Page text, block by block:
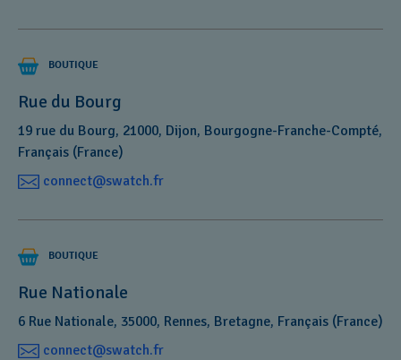
BOUTIQUE
Rue du Bourg
19 rue du Bourg, 21000, Dijon, Bourgogne-Franche-Compté,
Français (France)
connect@swatch.fr
BOUTIQUE
Rue Nationale
6 Rue Nationale, 35000, Rennes, Bretagne, Français (France)
connect@swatch.fr